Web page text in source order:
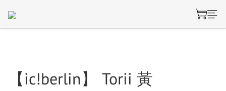
【ic!berlin】 Torii 黃